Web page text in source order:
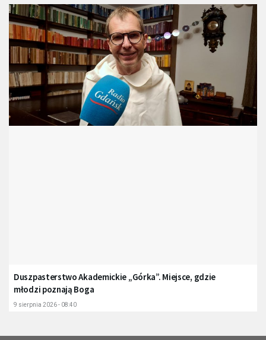
Duszpasterstwo Akademickie „Górka”. Miejsce, gdzie
młodzi poznają Boga
9 sierpnia 2026 - 08:40